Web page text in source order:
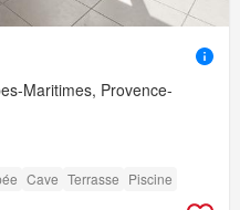
Maritimes, Provence-
Cave Terrasse Piscine